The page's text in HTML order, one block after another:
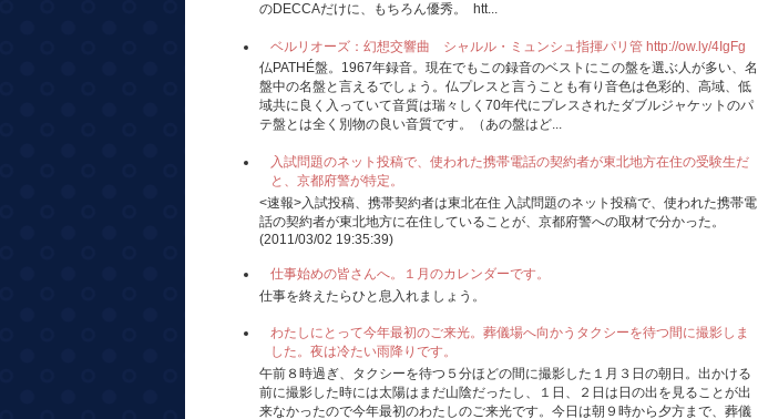
のDECCAだけに、もちろん優秀。 htt...
ベルリオーズ：幻想交響曲 シャルル・ミュンシュ指揮パリ管 http://ow.ly/4IgFg
仏PATHÉ盤。1967年録音。現在でもこの録音のベストにこの盤を選ぶ人が多い、名
盤中の名盤と言えるでしょう。仏プレスと言うことも有り音色は色彩的、高域、低
域共に良く入っていて音質は瑞々しく70年代にプレスされたダブルジャケットのパ
テ盤とは全く別物の良い音質です。（あの盤はど...
入試問題のネット投稿で、使われた携帯電話の契約者が東北地方在住の受験生だ
と、京都府警が特定。
<速報>入試投稿、携帯契約者は東北在住 入試問題のネット投稿で、使われた携帯電
話の契約者が東北地方に在住していることが、京都府警への取材で分かった。
(2011/03/02 19:35:39)
仕事始めの皆さんへ。１月のカレンダーです。
仕事を終えたらひと息入れましょう。
わたしにとって今年最初のご来光。葬儀場へ向かうタクシーを待つ間に撮影しま
した。夜は冷たい雨降りです。
午前８時過ぎ、タクシーを待つ５分ほどの間に撮影した１月３日の朝日。出かける
前に撮影した時には太陽はまだ山陰だったし、１日、２日は日の出を見ることが出
来なかったので今年最初のわたしのご来光です。今日は朝９時から夕方まで、葬儀